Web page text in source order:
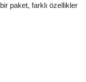
paket, farklı özellikler